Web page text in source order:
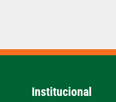
Institucional